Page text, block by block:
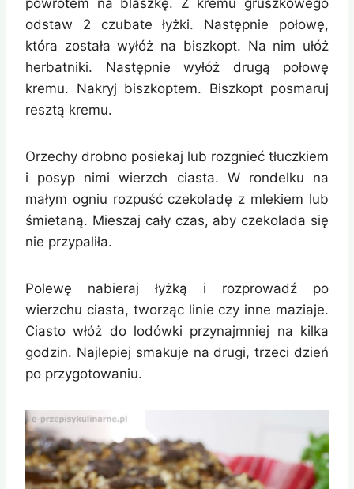
powrotem na blaszkę. Z kremu gruszkowego
odstaw 2 czubate łyżki. Następnie połowę,
która została wyłóż na biszkopt. Na nim ułóż
herbatniki. Następnie wyłóż drugą połowę
kremu. Nakryj biszkoptem. Biszkopt posmaruj
resztą kremu.
Orzechy drobno posiekaj lub rozgnieć tłuczkiem
i posyp nimi wierzch ciasta. W rondelku na
małym ogniu rozpuść czekoladę z mlekiem lub
śmietaną. Mieszaj cały czas, aby czekolada się
nie przypaliła.
Polewę nabieraj łyżką i rozprowadź po
wierzchu ciasta, tworząc linie czy inne maziaje.
Ciasto włóż do lodówki przynajmniej na kilka
godzin. Najlepiej smakuje na drugi, trzeci dzień
po przygotowaniu.